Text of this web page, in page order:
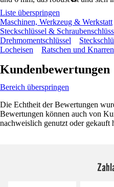
Liste überspringen
Maschinen, Werkzeug & Werkstatt
Steckschlüssel &
Drehmomentschlüssel
Locheisen
Ratschen und Knarren
Kundenbewertungen
Bereich überspringen
Die Echtheit der Bewertungen
Bewertungen können auch von
nachweislich genutzt oder gekauft